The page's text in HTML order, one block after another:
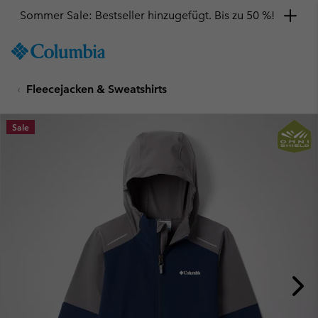
TO
SKIP
MAIN
NAV
Sommer Sale: Bestseller hinzugefügt. Bis zu 50 %!
Fleecejacken & Sweatshirts
Sale